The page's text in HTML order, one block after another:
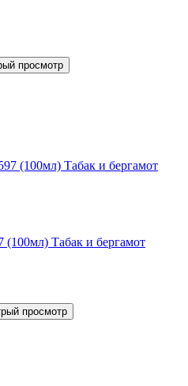
просмотр
Табак и бергамот
просмотр